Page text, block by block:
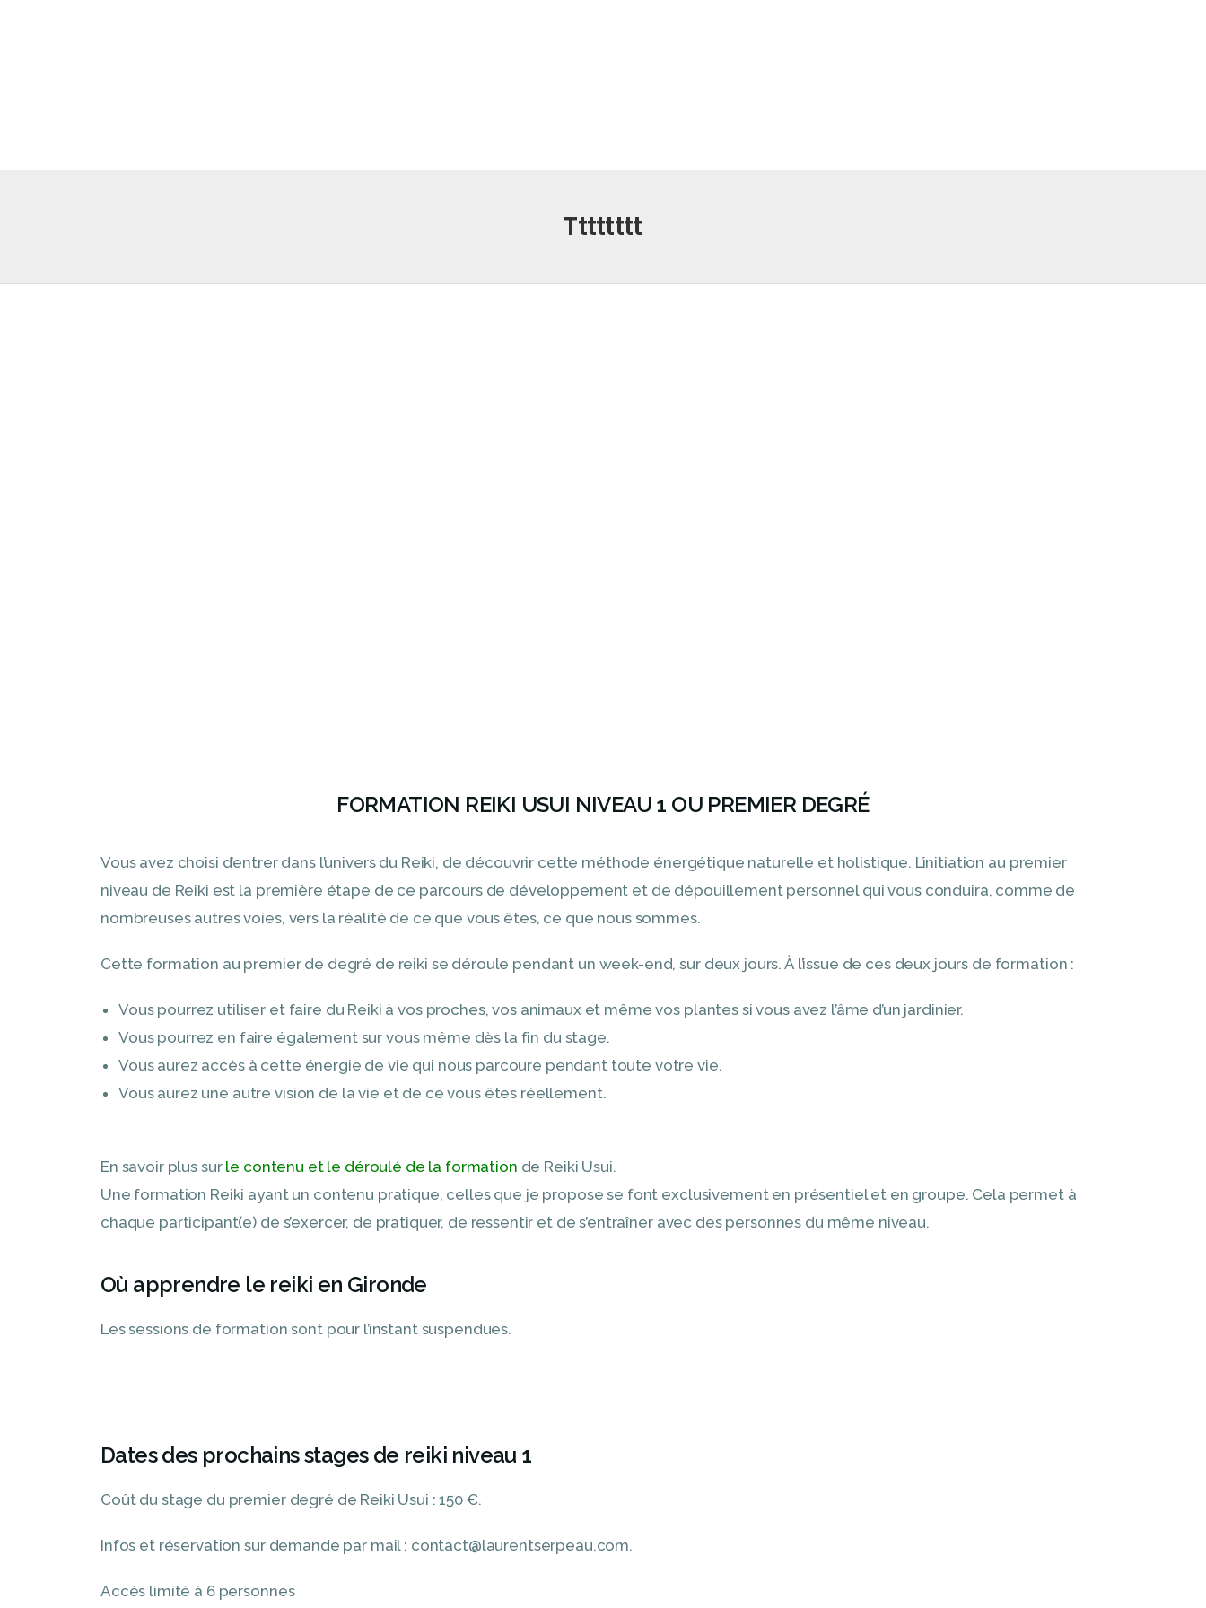
Tttttttt
FORMATION REIKI USUI NIVEAU 1 OU PREMIER DEGRÉ
Vous avez choisi d’entrer dans l’univers du Reiki, de découvrir cette méthode énergétique naturelle et holistique. L’initiation au premier
niveau de Reiki est la première étape de ce parcours de développement et de dépouillement personnel qui vous conduira, comme de
nombreuses autres voies, vers la réalité de ce que vous êtes, ce que nous sommes.
Cette formation au premier de degré de reiki se déroule pendant un week-end, sur deux jours. À l’issue de ces deux jours de formation :
Vous pourrez utiliser et faire du Reiki à vos proches, vos animaux et même vos plantes si vous avez l’âme d’un jardinier.
Vous pourrez en faire également sur vous même dès la fin du stage.
Vous aurez accès à cette énergie de vie qui nous parcoure pendant toute votre vie.
Vous aurez une autre vision de la vie et de ce vous êtes réellement.
En savoir plus sur le contenu et le déroulé de la formation de Reiki Usui.
Une formation Reiki ayant un contenu pratique, celles que je propose se font exclusivement en présentiel et en groupe. Cela permet à
chaque participant(e) de s’exercer, de pratiquer, de ressentir et de s’entraîner avec des personnes du même niveau.
Où apprendre le reiki en Gironde
Les sessions de formation sont pour l’instant suspendues.
Dates des prochains stages de reiki niveau 1
Coût du stage du premier degré de Reiki Usui : 150 €.
Infos et réservation sur demande par mail : contact@laurentserpeau.com.
Accès limité à 6 personnes